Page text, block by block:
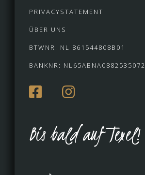
PRIVACYSTATEMENT
ÜBER UNS
BTWNR: NL 861544808B01
BANKNR: NL65ABNA0882535072
Bis bald auf Texel!